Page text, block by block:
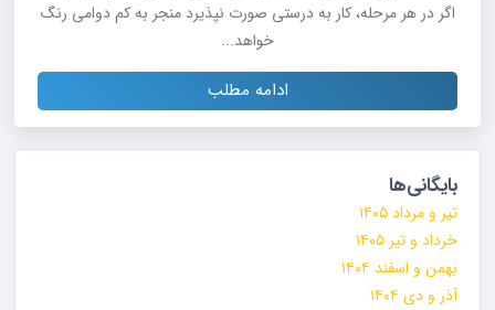
اگر در هر مرحله، کار به درستی صورت نپذیرد منجر به کم دوامی رنگ
خواهد...
ادامه مطلب
بایگانی‌ها
تیر و مرداد ۱۴۰۵
خرداد و تیر ۱۴۰۵
بهمن و اسفند ۱۴۰۴
آذر و دی ۱۴۰۴